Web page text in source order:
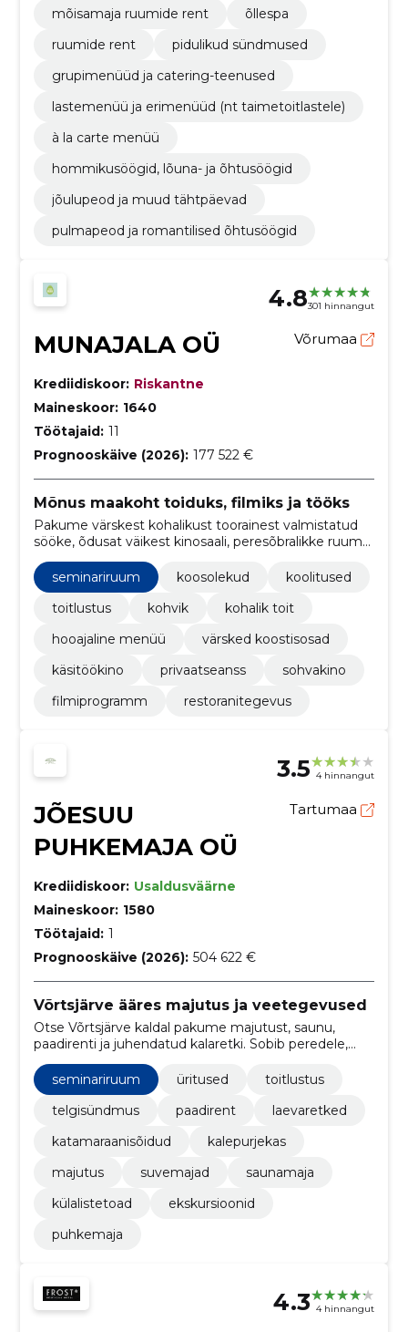
mõisamaja ruumide rent
õllespa
ruumide rent
pidulikud sündmused
grupimenüüd ja catering-teenused
lastemenüü ja erimenüüd (nt taimetoitlastele)
à la carte menüü
hommikusöögid, lõuna- ja õhtusöögid
jõulupeod ja muud tähtpäevad
pulmapeod ja romantilised õhtusöögid
4.8301 hinnangut
MUNAJALA OÜ Võrumaa
Krediidiskoor: Riskantne
Maineskoor: 1640
Töötajaid: 11
Prognooskäive (2026): 177 522 €
Mõnus maakoht toiduks, filmiks ja tööks
Pakume värskest kohalikust toorainest valmistatud
sööke, õdusat väikest kinosaali, peresõbralikke ruume,
seminari- ja kaugtöövõimalusi ning üritusi kuni 25
inimesele.
seminariruum koosolekud
koolitused
toitlustus
kohvik
kohalik toit
hooajaline menüü
värsked koostisosad
käsitöökino
privaatseanss
sohvakino
filmiprogramm
restoranitegevus
3.5 4 hinnangut
JÕESUU
PUHKEMAJA OÜ
Tartumaa
Krediidiskoor: Usaldusväärne
Maineskoor: 1580
Töötajaid: 1
Prognooskäive (2026): 504 622 €
Võrtsjärve ääres majutus ja veetegevused
Otse Võrtsjärve kaldal pakume majutust, saunu,
paadirenti ja juhendatud kalaretki. Sobib peredele,
rühmadele ja telkijatele — kõik vajalik ühes kohas.
seminariruum
üritused
toitlustus
telgisündmus
paadirent
laevaretked
katamaraanisõidud
kalepurjekas
majutus
suvemajad
saunamaja
külalistetoad
ekskursioonid
puhkemaja
4.3 4 hinnangut